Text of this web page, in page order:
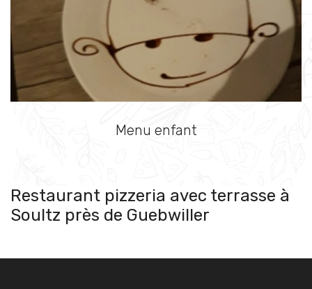
Menu enfant
Restaurant pizzeria avec terrasse à
Soultz près de Guebwiller